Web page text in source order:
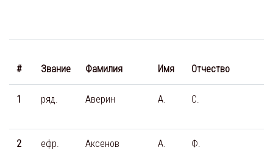
# Звание Фамилия Имя Отчество
1 ряд. Аверин А. С.
2 ефр. Аксенов А. Ф.